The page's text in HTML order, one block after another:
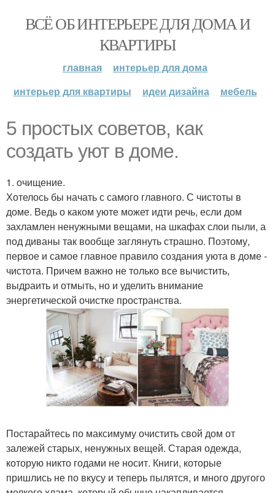
ВСЁ ОБ ИНТЕРЬЕРЕ ДЛЯ ДОМА И
КВАРТИРЫ
главная
интерьер для дома
интерьер для квартиры
идеи дизайна мебель
5 простых советов, как
создать уют в доме.
1. очищение.
Хотелось бы начать с самого главного. С чистоты в
доме. Ведь о каком уюте может идти речь, если дом
захламлен ненужными вещами, на шкафах слои пыли, а
под диваны так вообще заглянуть страшно. Поэтому,
первое и самое главное правило создания уюта в доме -
чистота. Причем важно не только все вычистить,
выдраить и отмыть, но и уделить внимание
энергетической очистке пространства.
Постарайтесь по максимуму очистить свой дом от
залежей старых, ненужных вещей. Старая одежда,
которую никто годами не носит. Книги, которые
пришлись не по вкусу и теперь пылятся, и много другого